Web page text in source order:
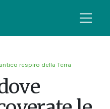
respiro della Terra